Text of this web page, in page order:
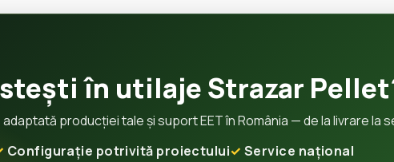
în utilaje Strazar
producției tale și suport EET în România — de la livrare la
Configurație potrivită proiectului
Service național